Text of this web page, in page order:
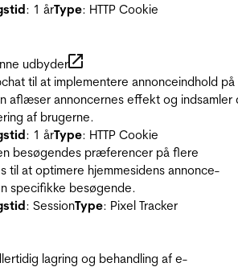
: 1 årType: HTTP Cookie
udbyder
til at implementere annonceindhold på
aflæser annoncernes effekt og indsamler
af brugerne.
: 1 årType: HTTP Cookie
besøgendes præferencer på flere
til at optimere hjemmesidens annonce-
specifikke besøgende.
: SessionType: Pixel Tracker
lagring og behandling af e-